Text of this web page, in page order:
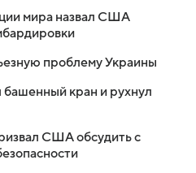
мира назвал США
проблему Украины
кран и рухнул
США обсудить с